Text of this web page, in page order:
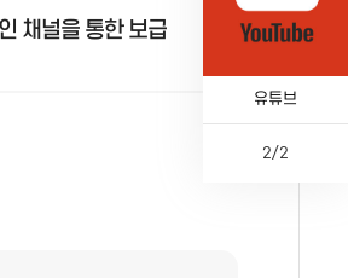
채널을 통한 보급
유튜브
2
페
/
전
2